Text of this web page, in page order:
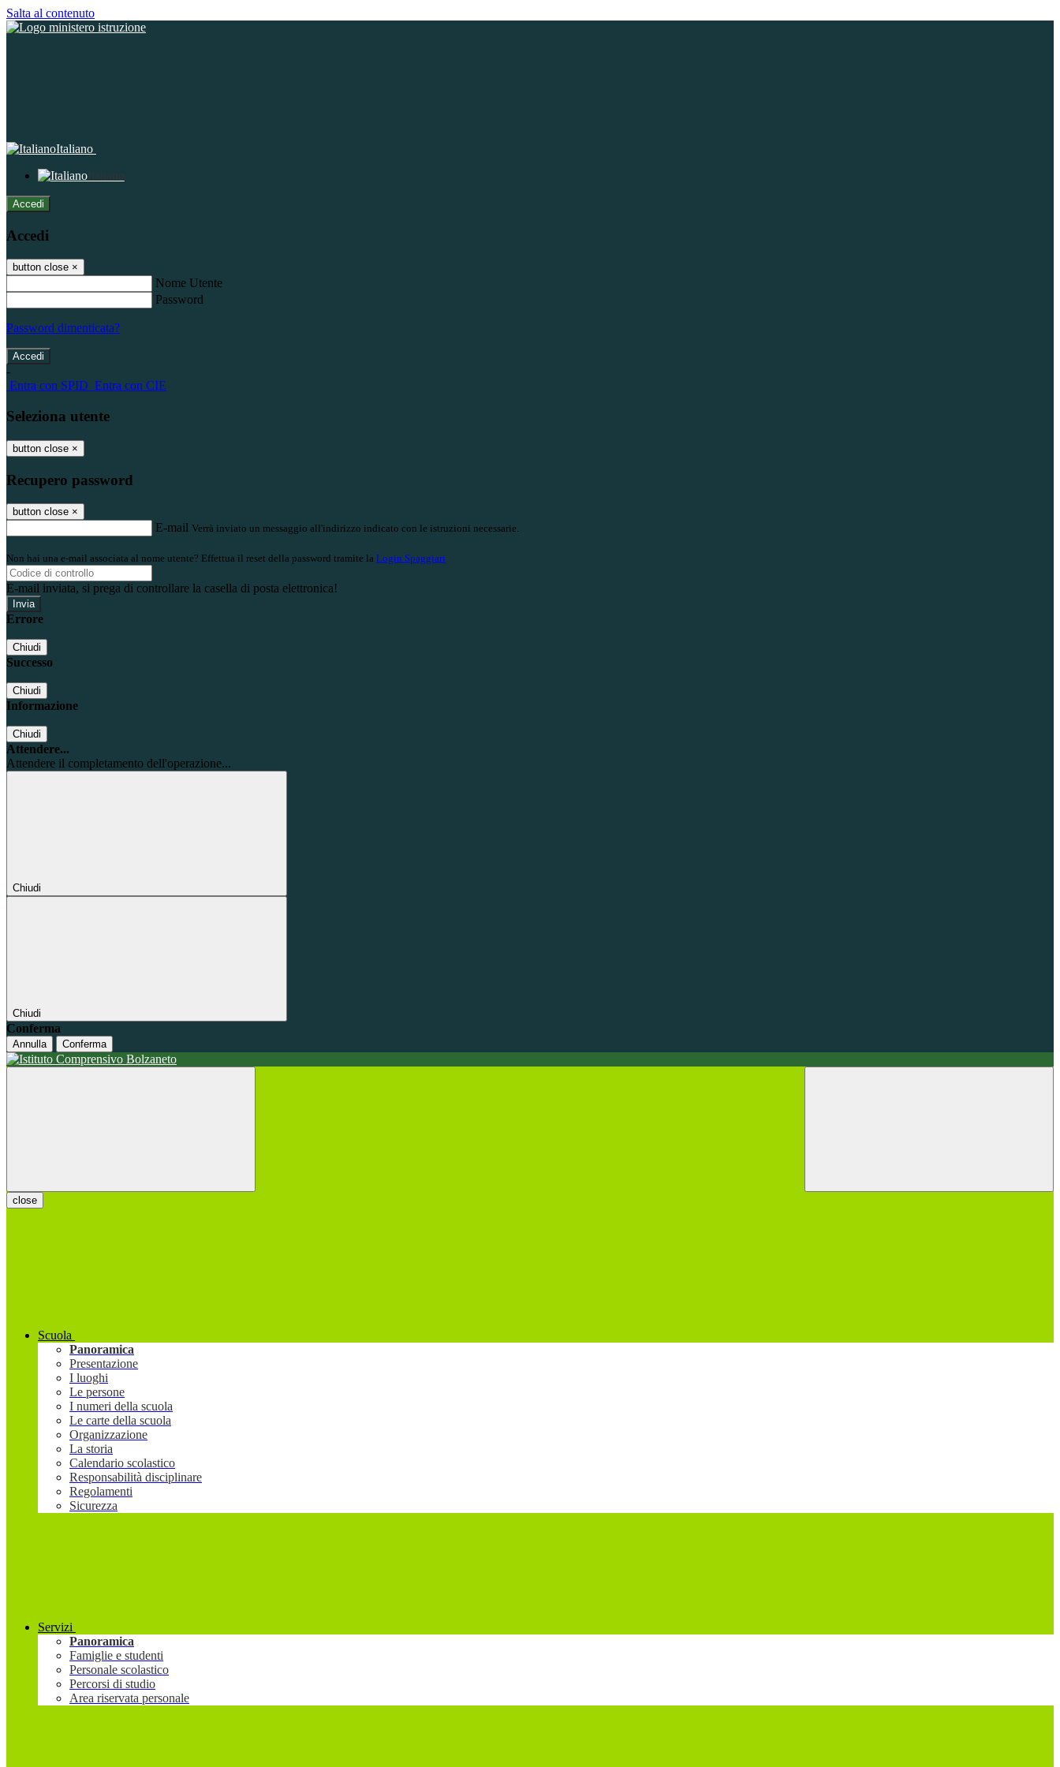
Salta al contenuto
Italiano
Italiano
Accedi
Accedi
button close ×
Nome Utente
Password
Password dimenticata?
-
Entra con SPID Entra con CIE
Seleziona utente
button close ×
Recupero password
button close ×
E-mail Verrà inviato un messaggio all'indirizzo indicato con le istruzioni necessarie.
Non hai una e-mail associata al nome utente? Effettua il reset della password tramite la Login Spaggiari
E-mail inviata, si prega di controllare la casella di posta elettronica!
Errore
Chiudi
Successo
Chiudi
Informazione
Chiudi
Attendere...
Attendere il completamento dell'operazione...
Chiudi
Chiudi
Conferma
Annulla Conferma
close
Scuola
Panoramica
Presentazione
I luoghi
Le persone
I numeri della scuola
Le carte della scuola
Organizzazione
La storia
Calendario scolastico
Responsabilità disciplinare
Regolamenti
Sicurezza
Servizi
Panoramica
Famiglie e studenti
Personale scolastico
Percorsi di studio
Area riservata personale